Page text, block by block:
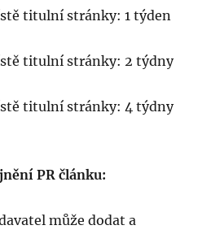
titulní stránky: 1 týden
titulní stránky: 2 týdny
titulní stránky: 4 týdny
PR článku:
může dodat a